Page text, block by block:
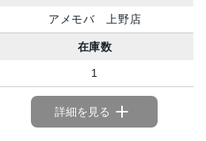
アメモバ 上野店
在庫数
1
詳細を見る